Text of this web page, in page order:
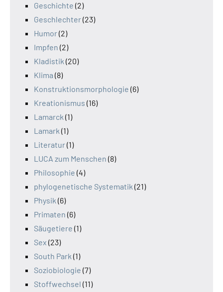
Geschichte (2)
Geschlechter(23)
Humor(2)
Impfen (2)
Kladistik (20)
Klima (8)
Konstruktionsmorphologie (6)
Kreationismus (16)
Lamarck (1)
Lamark (1)
Literatur(1)
LUCA zum Menschen (8)
Philosophie (4)
phylogenetische Systematik (21)
Physik (6)
Primaten (6)
Säugetiere (1)
Sex (23)
South Park (1)
Soziobiologie (7)
Stoffwechsel (11)